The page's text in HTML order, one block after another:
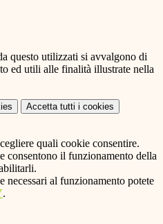
questo utilizzati si avvalgono di
ed utili alle finalità illustrate nella
Accetta tutti i cookies
quali cookie consentire.
consentono il funzionamento della
necessari al funzionamento potete
.